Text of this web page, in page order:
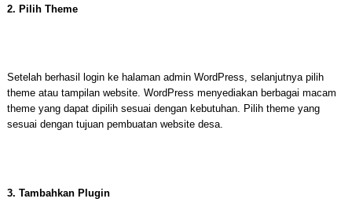
2. Pilih Theme
Setelah berhasil login ke halaman admin WordPress, selanjutnya pilih
theme atau tampilan website. WordPress menyediakan berbagai macam
theme yang dapat dipilih sesuai dengan kebutuhan. Pilih theme yang
sesuai dengan tujuan pembuatan website desa.
3. Tambahkan Plugin